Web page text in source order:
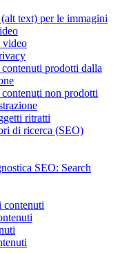
text) per le immagini
video
prodotti dalla
non prodotti
ritratti
di ricerca (SEO)
SEO: Search
contenuti